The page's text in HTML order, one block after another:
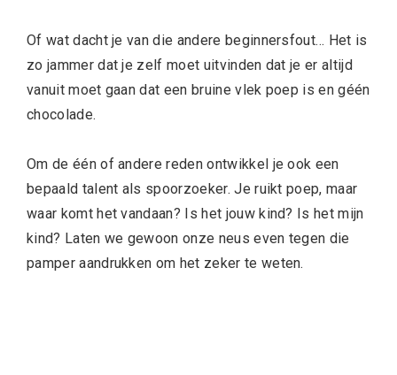
Of wat dacht je van die andere beginnersfout… Het is
zo jammer dat je zelf moet uitvinden dat je er altijd
vanuit moet gaan dat een bruine vlek poep is en géén
chocolade.
Om de één of andere reden ontwikkel je ook een
bepaald talent als spoorzoeker. Je ruikt poep, maar
waar komt het vandaan? Is het jouw kind? Is het mijn
kind? Laten we gewoon onze neus even tegen die
pamper aandrukken om het zeker te weten.